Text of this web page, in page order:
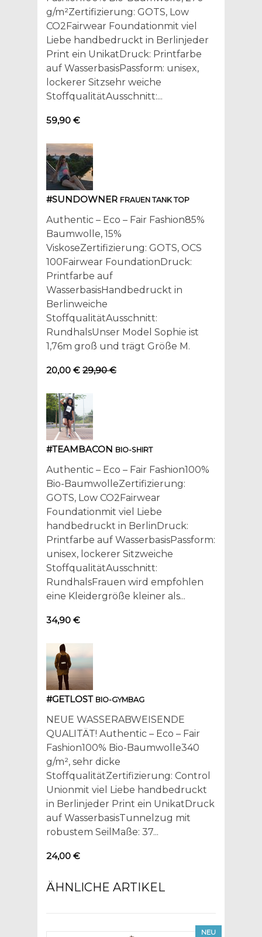
g/m²Zertifizierung: GOTS, Low
CO2Fairwear Foundationmit viel
Liebe handbedruckt in Berlinjeder
Print ein UnikatDruck: Printfarbe
auf WasserbasisPassform: unisex,
lockerer Sitzsehr weiche
StoffqualitätAusschnitt:...
59,90 €
#SUNDOWNER FRAUEN TANK TOP
Authentic – Eco – Fair Fashion85%
Baumwolle, 15%
ViskoseZertifizierung: GOTS, OCS
100Fairwear FoundationDruck:
Printfarbe auf
WasserbasisHandbedruckt in
Berlinweiche
StoffqualitätAusschnitt:
RundhalsUnser Model Sophie ist
1,76m groß und trägt Größe M.
20,00 € 29,90 €
#TEAMBACON BIO-SHIRT
Authentic – Eco – Fair Fashion100%
Bio-BaumwolleZertifizierung:
GOTS, Low CO2Fairwear
Foundationmit viel Liebe
handbedruckt in BerlinDruck:
Printfarbe auf WasserbasisPassform:
unisex, lockerer Sitzweiche
StoffqualitätAusschnitt:
RundhalsFrauen wird empfohlen
eine Kleidergröße kleiner als...
34,90 €
#GETLOST BIO-GYMBAG
NEUE WASSERABWEISENDE
QUALITÄT! Authentic – Eco – Fair
Fashion100% Bio-Baumwolle340
g/m², sehr dicke
StoffqualitätZertifizierung: Control
Unionmit viel Liebe handbedruckt
in Berlinjeder Print ein UnikatDruck
auf WasserbasisTunnelzug mit
robustem SeilMaße: 37...
24,00 €
ÄHNLICHE ARTIKEL
NEU